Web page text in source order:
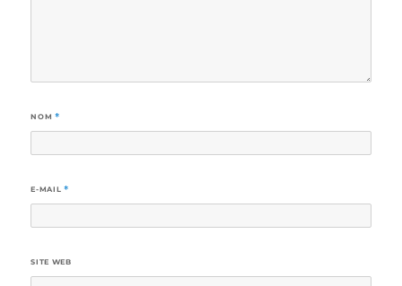
NOM *
E-MAIL *
SITE WEB